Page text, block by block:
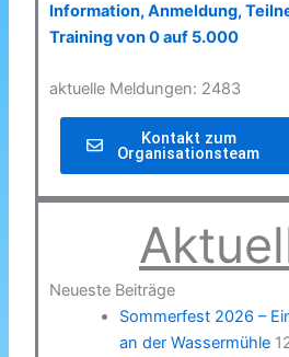
Information, Anmeldung,
Training von 0 auf 5.000
aktuelle Meldungen: 2483
Kontakt zum
Organisationsteam
Neueste Beiträge
Sommerfest 2026 –
an der Wassermühle